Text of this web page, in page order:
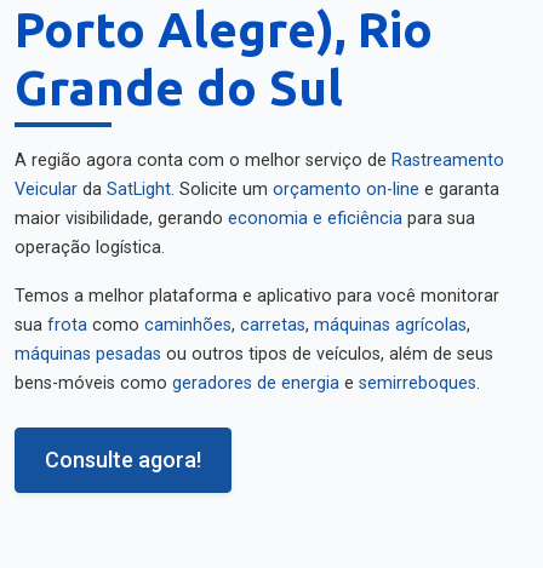
Porto Alegre), Rio
Grande do Sul
A região agora conta com o melhor serviço de Rastreamento
Veicular da SatLight. Solicite um orçamento on-line e garanta
maior visibilidade, gerando economia e eficiência para sua
operação logística.
Temos a melhor plataforma e aplicativo para você monitorar
sua frota como caminhões, carretas, máquinas agrícolas,
máquinas pesadas ou outros tipos de veículos, além de seus
bens-móveis como geradores de energia e semirreboques.
Consulte agora!